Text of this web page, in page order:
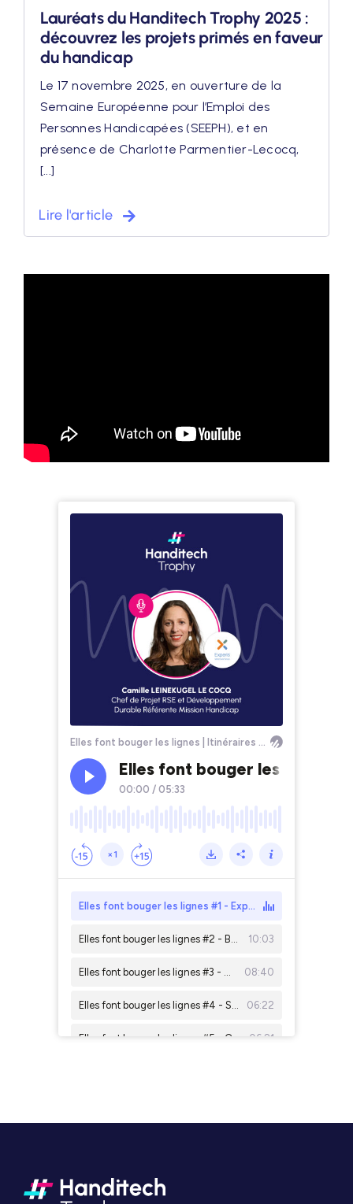
Lauréats du Handitech Trophy 2025 :
découvrez les projets primés en faveur
du handicap
Le 17 novembre 2025, en ouverture de la
Semaine Européenne pour l’Emploi des
Personnes Handicapées (SEEPH), et en
présence de Charlotte Parmentier-Lecocq,
[...]
Lire l'article